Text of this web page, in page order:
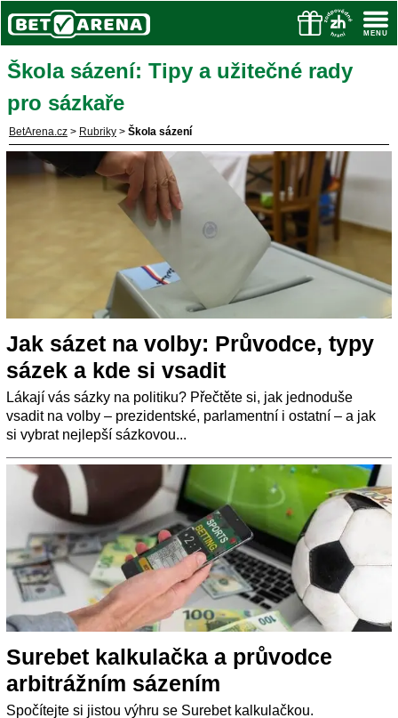
Škola sázení: Tipy a užitečné rady
pro sázkaře
BetArena.cz > Rubriky > Škola sázení
Jak sázet na volby: Průvodce, typy
sázek a kde si vsadit
Lákají vás sázky na politiku? Přečtěte si, jak jednoduše
vsadit na volby – prezidentské, parlamentní i ostatní – a jak
si vybrat nejlepší sázkovou...
Surebet kalkulačka a průvodce
arbitrážním sázením
Spočítejte si jistou výhru se Surebet kalkulačkou.